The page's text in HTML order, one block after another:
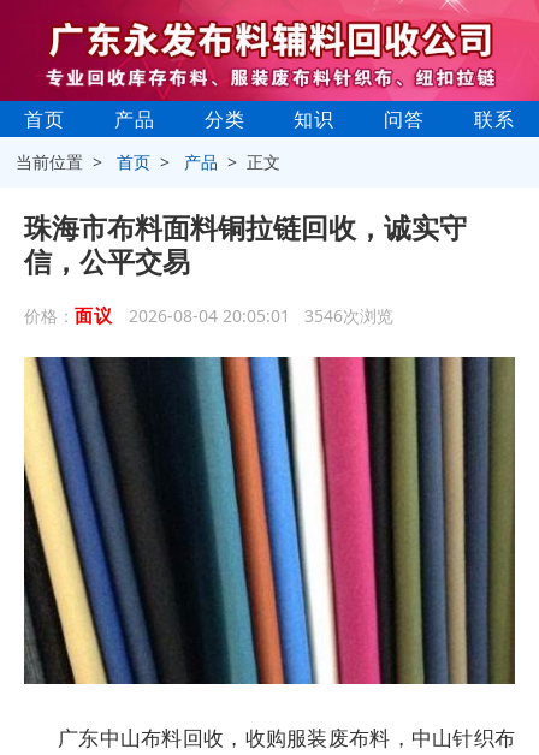
首页 产品 分类 知识 问答 联系
当前位置 >首页 > 产品 > 正文
珠海市布料面料铜拉链回收，诚实守
信，公平交易
价格： 面议 2026-08-04 20:05:01 3546次浏览
广东中山布料回收，收购服装废布料，中山针织布